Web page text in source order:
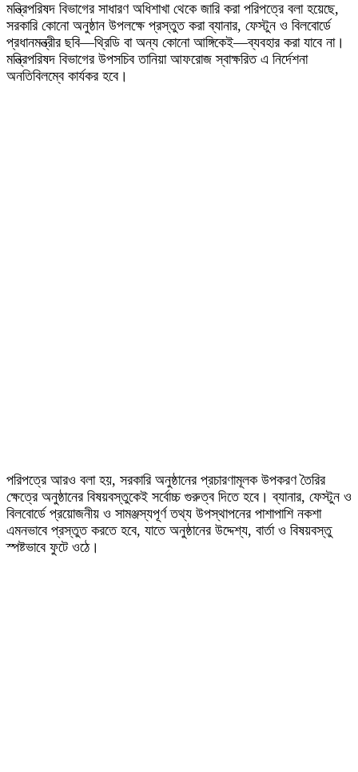
মন্ত্রিপরিষদ বিভাগের সাধারণ অধিশাখা থেকে জারি করা পরিপত্রে বলা হয়েছে,
সরকারি কোনো অনুষ্ঠান উপলক্ষে প্রস্তুত করা ব্যানার, ফেস্টুন ও বিলবোর্ডে
প্রধানমন্ত্রীর ছবি—থ্রিডি বা অন্য কোনো আঙ্গিকেই—ব্যবহার করা যাবে না।
মন্ত্রিপরিষদ বিভাগের উপসচিব তানিয়া আফরোজ স্বাক্ষরিত এ নির্দেশনা
অনতিবিলম্বে কার্যকর হবে।
পরিপত্রে আরও বলা হয়, সরকারি অনুষ্ঠানের প্রচারণামূলক উপকরণ তৈরির
ক্ষেত্রে অনুষ্ঠানের বিষয়বস্তুকেই সর্বোচ্চ গুরুত্ব দিতে হবে। ব্যানার, ফেস্টুন ও
বিলবোর্ডে প্রয়োজনীয় ও সামঞ্জস্যপূর্ণ তথ্য উপস্থাপনের পাশাপাশি নকশা
এমনভাবে প্রস্তুত করতে হবে, যাতে অনুষ্ঠানের উদ্দেশ্য, বার্তা ও বিষয়বস্তু
স্পষ্টভাবে ফুটে ওঠে।